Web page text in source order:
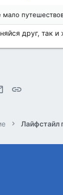
друг, так и
Электронная
Лайфстайл